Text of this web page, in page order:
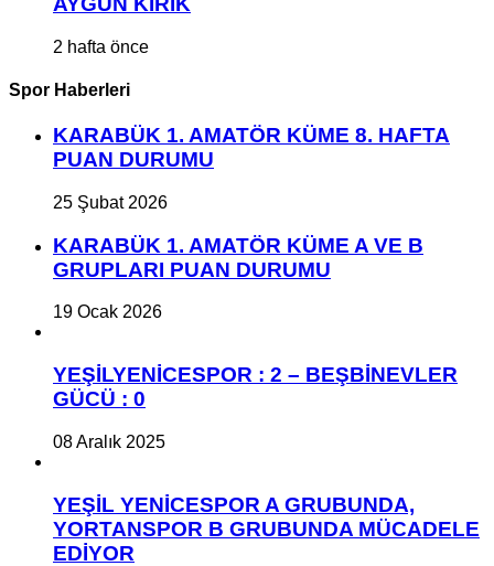
2 hafta önce
Spor Haberleri
KARABÜK 1. AMATÖR KÜME 8. HAFTA
PUAN DURUMU
25 Şubat 2026
KARABÜK 1. AMATÖR KÜME A VE B
GRUPLARI PUAN DURUMU
19 Ocak 2026
YEŞİLYENİCESPOR : 2 – BEŞBİNEVLER
GÜCÜ : 0
08 Aralık 2025
YEŞİL YENİCESPOR A GRUBUNDA,
YORTANSPOR B GRUBUNDA MÜCADELE
EDİYOR